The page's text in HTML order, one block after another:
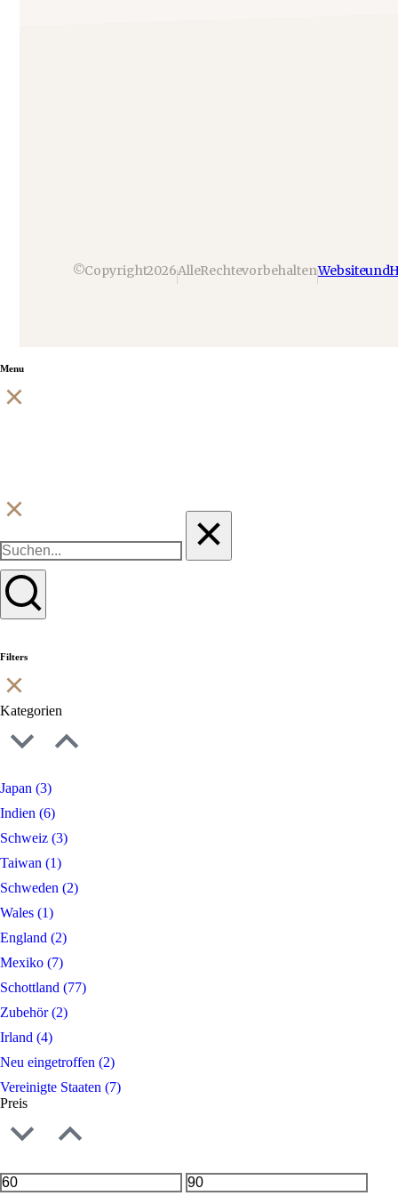
© Copyright 2026Alle Rechte vorbehaltenWebsite und
Menu
Filters
Kategorien
Japan (3)
Indien (6)
Schweiz (3)
Taiwan (1)
Schweden (2)
Wales (1)
England (2)
Mexiko (7)
Schottland (77)
Zubehör(2)
Irland (4)
Neu eingetroffen (2)
Vereinigte Staaten (7)
Preis